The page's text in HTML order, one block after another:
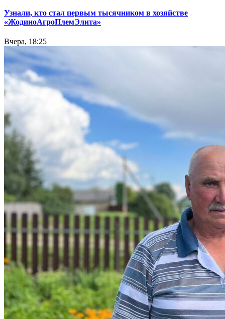
Узнали, кто стал первым тысячником в хозяйстве
«ЖодиноАгроПлемЭлита»
Вчера, 18:25